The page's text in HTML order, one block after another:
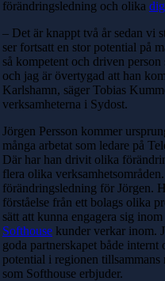
förändringsledning och olika
– Det är knappt två år sedan vi
ser fortsatt en stor potential på
så kompetent och driven
och jag är övertygad att han
Karlshamn, säger Tobias
verksamheterna i Sydost.
Jörgen Persson kommer
många arbetat som ledare på
Där har han drivit olika
flera olika
förändringsledning för Jörgen.
förståelse från ett bolags olika
sätt att kunna engagera sig
Softhouse kunder verkar inom.
goda partnerskapet både
potential i regionen tillsammans
som Softhouse erbjuder.